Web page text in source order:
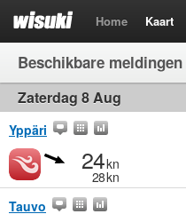
Home Kaart
Beschikbare meldingen
Wind
Golven
Zaterdag 8 Aug
Yppäri
24kn
28kn
Tauvo